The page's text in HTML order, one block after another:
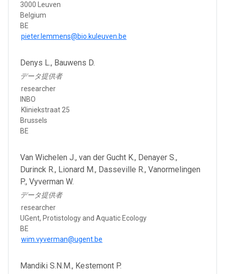
3000 Leuven
Belgium
BE
pieter.lemmens@bio.kuleuven.be
Denys L., Bauwens D.
データ提供者
researcher
INBO
Kliniekstraat 25
Brussels
BE
Van Wichelen J., van der Gucht K., Denayer S.,
Durinck R., Lionard M., Dasseville R., Vanormelingen
P., Vyverman W.
データ提供者
researcher
UGent, Protistology and Aquatic Ecology
BE
wim.vyverman@ugent.be
Mandiki S.N.M., Kestemont P.